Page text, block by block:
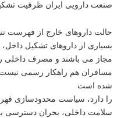
صنعت دارویی ایران ظرفیت
حالت داروهای خارج از فهرست
بسیاری از داروهای تشکیل داخل،
مجاز می باشند و مصرف داخلی
مسافران هم راهکار رسمی
شده است
را دارد، سیاست محدودسازی
سلامت داخلی، بحران دسترسی